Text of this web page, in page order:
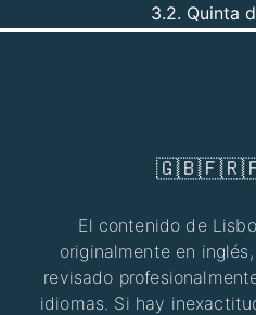
3.2. Quinta
🇬🇧🇫🇷
El contenido de
originalmente en
revisado
idiomas. Si hay